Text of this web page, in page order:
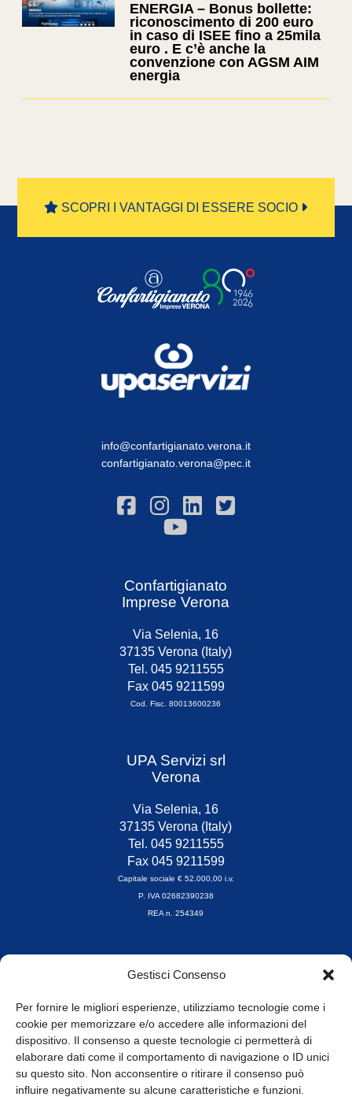
Gestisci Consenso
Per fornire le migliori esperienze, utilizziamo tecnologie come i
cookie per memorizzare e/o accedere alle informazioni del
dispositivo. Il consenso a queste tecnologie ci permetterà di
elaborare dati come il comportamento di navigazione o ID unici
su questo sito. Non acconsentire o ritirare il consenso può
influire negativamente su alcune caratteristiche e funzioni.
ENERGIA – Bonus bollette:
riconoscimento di 200 euro
in caso di ISEE fino a 25mila
euro . E c’è anche la
convenzione con AGSM AIM
energia
SCOPRI I VANTAGGI DI ESSERE SOCIO
info@confartigianato.verona.it
confartigianato.verona@pec.it
Confartigianato
Imprese Verona
Via Selenia, 16
37135 Verona (Italy)
Tel. 045 9211555
Fax 045 9211599
Cod. Fisc. 80013600236
UPA Servizi srl
Verona
Via Selenia, 16
37135 Verona (Italy)
Tel. 045 9211555
Fax 045 9211599
Capitale sociale € 52.000,00 i.v.
P. IVA 02682390238
REA n. 254349
Orari di apertura
8.30-13.00 / 14.00-17.30
Whistleblowing
© Tutti i diritti riservati